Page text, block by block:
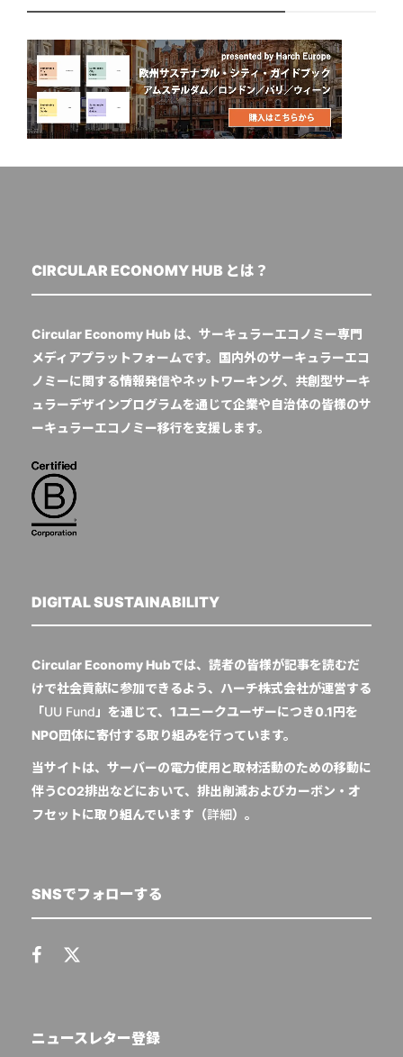
CIRCULAR ECONOMY HUB とは？
Circular Economy Hub は、サーキュラーエコノミー専門
メディアプラットフォームです。国内外のサーキュラーエコ
ノミーに関する情報発信やネットワーキング、共創型サーキ
ュラーデザインプログラムを通じて企業や自治体の皆様のサ
ーキュラーエコノミー移行を支援します。
DIGITAL SUSTAINABILITY
Circular Economy Hubでは、読者の皆様が記事を読むだ
けで社会貢献に参加できるよう、ハーチ株式会社が運営する
「UU Fund 」を通じて、1ユニークユーザーにつき0.1円を
NPO団体に寄付する取り組みを行っています。
当サイトは、サーバーの電力使用と取材活動のための移動に
伴うCO2排出などにおいて、排出削減およびカーボン・オ
フセットに取り組んでいます（詳細）。
SNSでフォローする
ニュースレター登録